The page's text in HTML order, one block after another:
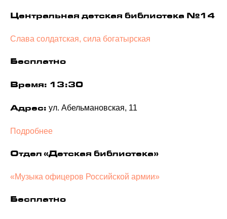
Центральная детская библиотека №14
Слава солдатская, сила богатырская
Бесплатно
Время: 13:30
Адрес: ул. Абельмановская, 11
Подробнее
Отдел «Детская библиотека»
«Музыка офицеров Российской армии»
Бесплатно